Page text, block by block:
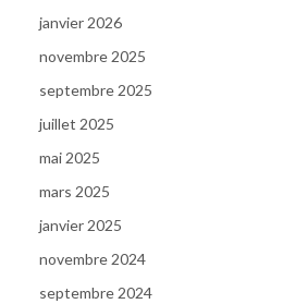
janvier 2026
novembre 2025
septembre 2025
juillet 2025
mai 2025
mars 2025
janvier 2025
novembre 2024
septembre 2024